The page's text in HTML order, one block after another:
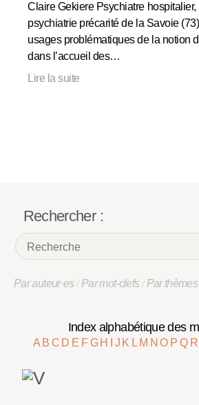
Claire Gekiere Psychiatre
psychiatrie précarité de la Savoie
usages problématiques de la notion
dans l’accueil des…
Lire la suite
Rechercher :
Par auteur·es/Par mot-clefs/Par thèmes
Index alphabétique des
A B C D E F G H J K L M NO P Q R